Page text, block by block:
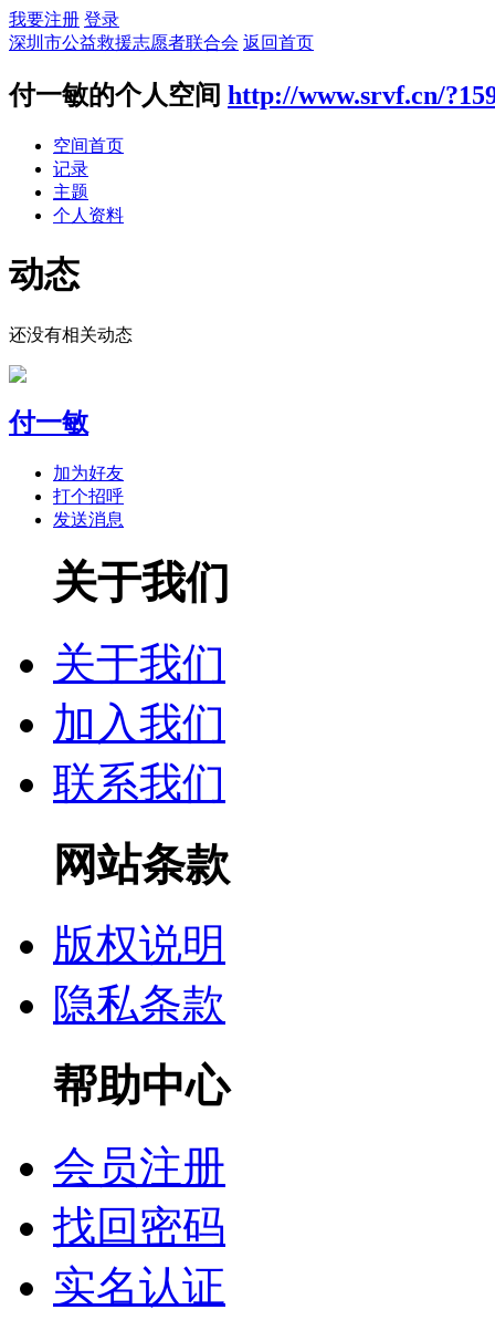
我要注册 登录
深圳市公益救援志愿者联合会 返回首页
付一敏的个人空间 http://www.srvf.cn/
空间首页
记录
主题
个人资料
动态
还没有相关动态
付一敏
加为好友
打个招呼
发送消息
关于我们
关于我们
加入我们
联系我们
网站条款
版权说明
隐私条款
帮助中心
会员注册
找回密码
实名认证